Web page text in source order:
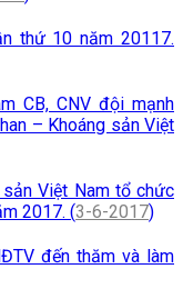
thứ 10 năm 20117.
CB, CNV đội mạnh
– Khoáng sản Việt
Việt Nam tổ chức
2017. (3-6-2017)
đến thăm và làm